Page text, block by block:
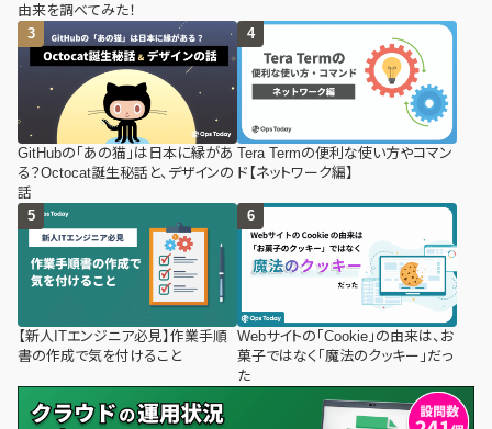
由来を調べてみた！
GitHubの「あの猫」は日本に縁があ
る？Octocat誕生秘話と、デザインの
話
Tera Termの便利な使い方やコマン
ド【ネットワーク編】
【新人ITエンジニア必見】作業手順
書の作成で気を付けること
Webサイトの「Cookie」の由来は、お
菓子ではなく「魔法のクッキー」だっ
た